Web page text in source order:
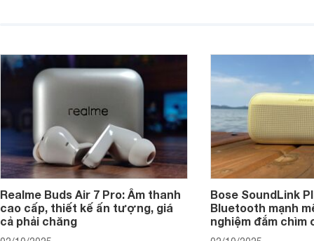
phẩm chất lượng cao, nhưng hướng
tới đối tượng khách hàng khác nhau.
Realme Buds Air 7 Pro: Âm thanh
cao cấp, thiết kế ấn tượng, giá
cả phải chăng
Bose SoundLink
Bluetooth mạnh
nghiệm đắm chìm